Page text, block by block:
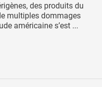
des produits du
multiples dommages
américaine s’est ...